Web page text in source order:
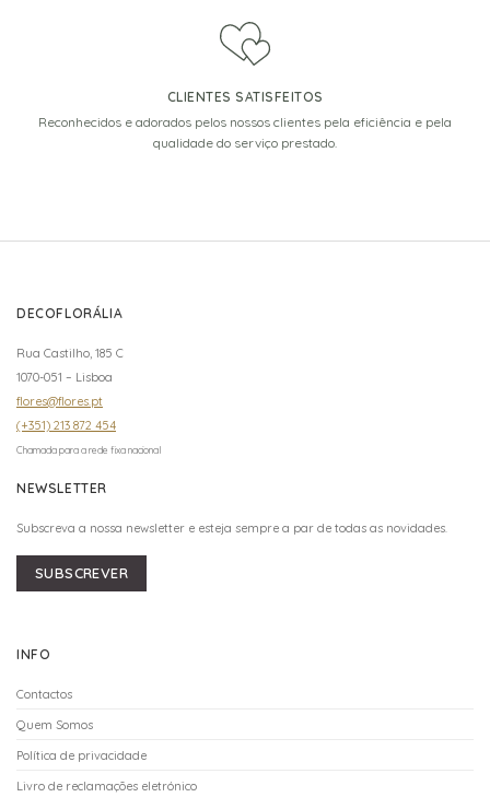
CLIENTES SATISFEITOS
Reconhecidos e adorados pelos nossos clientes pela eficiência e pela
qualidade do serviço prestado.
DECOFLORÁLIA
Rua Castilho, 185 C
1070-051 – Lisboa
flores@flores.pt
(+351) 213 872 454
Chamada para a rede fixa nacional
NEWSLETTER
Subscreva a nossa newsletter e esteja sempre a par de todas as novidades.
SUBSCREVER
INFO
Contactos
Quem Somos
Política de privacidade
Livro de reclamações eletrónico